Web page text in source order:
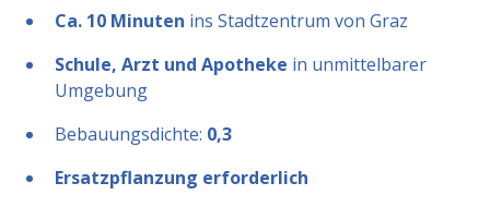
Ca. 10 Minuten ins Stadtzentrum von Graz
Schule, Arzt und Apotheke in unmittelbarer
Umgebung
Bebauungsdichte: 0,3
Ersatzpflanzung erforderlich